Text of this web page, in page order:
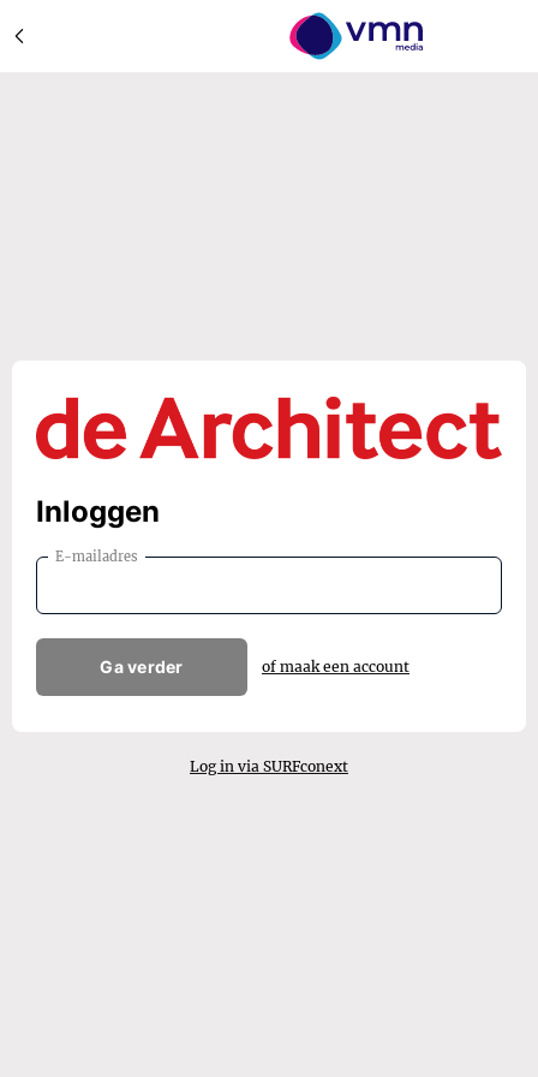
Inloggen
E-mailadres
Ga verder of maak een account
Log in via SURFconext